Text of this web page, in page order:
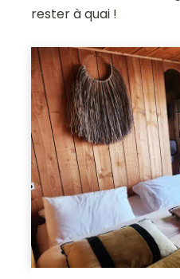
rester à quai !